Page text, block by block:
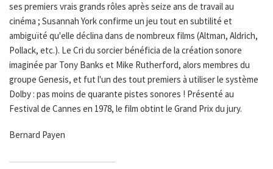
ses premiers vrais grands rôles après seize ans de travail au
cinéma ; Susannah York confirme un jeu tout en subtilité et
ambiguïté qu'elle déclina dans de nombreux films (Altman, Aldrich,
Pollack, etc.). Le Cri du sorcier bénéficia de la création sonore
imaginée par Tony Banks et Mike Rutherford, alors membres du
groupe Genesis, et fut l'un des tout premiers à utiliser le système
Dolby : pas moins de quarante pistes sonores ! Présenté au
Festival de Cannes en 1978, le film obtint le Grand Prix du jury.
Bernard Payen